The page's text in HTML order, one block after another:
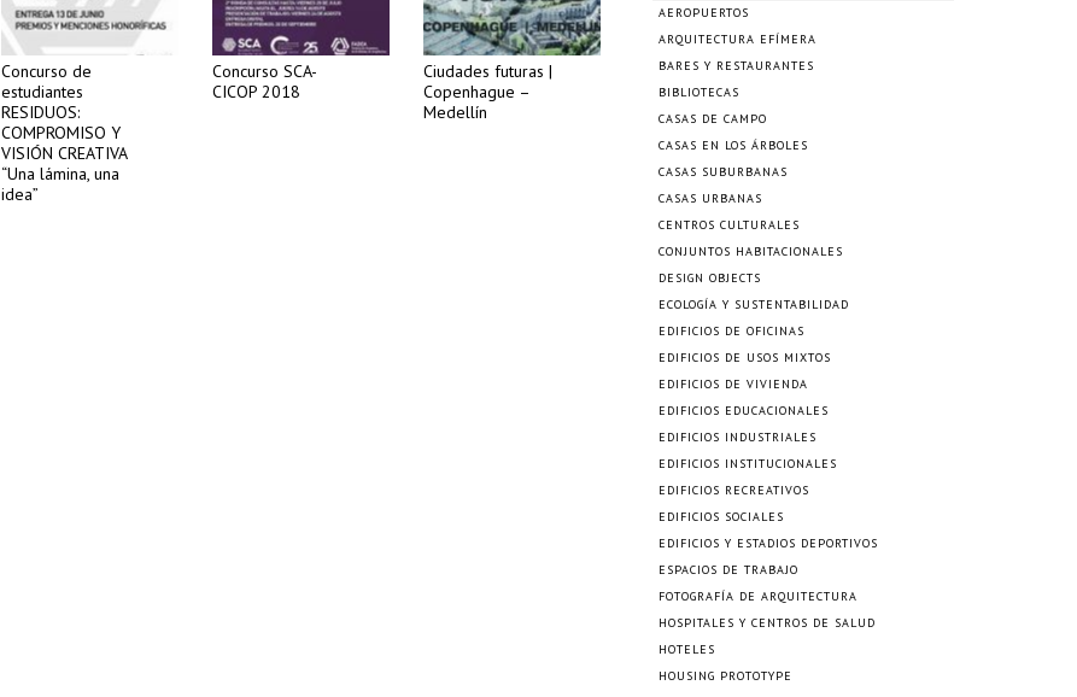
Concurso de
estudiantes
RESIDUOS:
COMPROMISO Y
VISIÓN CREATIVA
“Una lámina, una
idea”
Concurso SCA-
CICOP 2018
Ciudades futuras |
Copenhague –
Medellín
AEROPUERTOS
ARQUITECTURA EFÍMERA
BARES Y RESTAURANTES
BIBLIOTECAS
CASAS DE CAMPO
CASAS EN LOS ÁRBOLES
CASAS SUBURBANAS
CASAS URBANAS
CENTROS CULTURALES
CONJUNTOS HABITACIONALES
DESIGN OBJECTS
ECOLOGÍA Y SUSTENTABILIDAD
EDIFICIOS DE OFICINAS
EDIFICIOS DE USOS MIXTOS
EDIFICIOS DE VIVIENDA
EDIFICIOS EDUCACIONALES
EDIFICIOS INDUSTRIALES
EDIFICIOS INSTITUCIONALES
EDIFICIOS RECREATIVOS
EDIFICIOS SOCIALES
EDIFICIOS Y ESTADIOS DEPORTIVOS
ESPACIOS DE TRABAJO
FOTOGRAFÍA DE ARQUITECTURA
HOSPITALES Y CENTROS DE SALUD
HOTELES
HOUSING PROTOTYPE